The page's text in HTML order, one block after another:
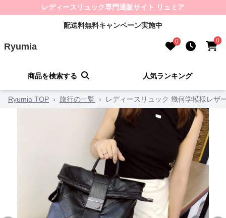
レディースリュック専門通販サイト リュミア
配送料無料キャンペーン実施中
Ryumia 0 0
商品を検索する 人気ランキング
Ryumia TOP › 旅行の一覧 › レディースリュック 幾何学模様レザ